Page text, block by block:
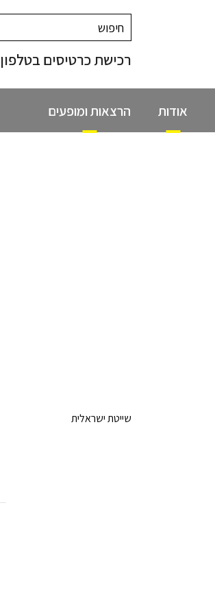
רכישת כרטיסים בטלפון
אודות הרצאות ומופעים
שייטת ישראלית